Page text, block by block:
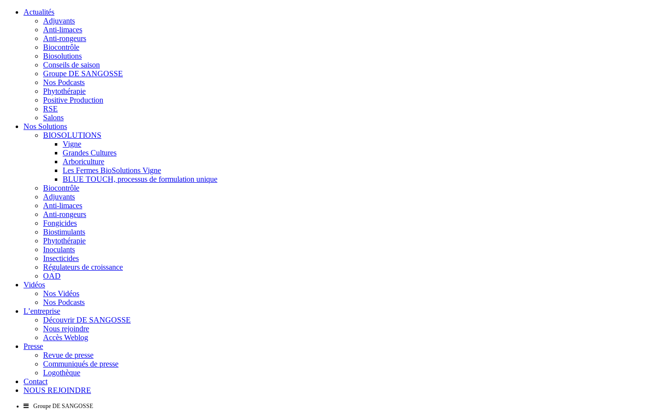
Actualités
Adjuvants
Anti-limaces
Anti-rongeurs
Biocontrôle
Biosolutions
Conseils de saison
Groupe DE SANGOSSE
Nos Podcasts
Phytothérapie
Positive Production
RSE
Salons
Nos Solutions
BIOSOLUTIONS
Vigne
Grandes Cultures
Arboriculture
Les Fermes BioSolutions Vigne
BLUE TOUCH, processus de formulation unique
Biocontrôle
Adjuvants
Anti-limaces
Anti-rongeurs
Fongicides
Biostimulants
Phytothérapie
Inoculants
Insecticides
Régulateurs de croissance
OAD
Vidéos
Nos Vidéos
Nos Podcasts
L’entreprise
Découvrir DE SANGOSSE
Nous rejoindre
Accès Weblog
Presse
Revue de presse
Communiqués de presse
Logothèque
Contact
NOUS REJOINDRE
Groupe DE SANGOSSE